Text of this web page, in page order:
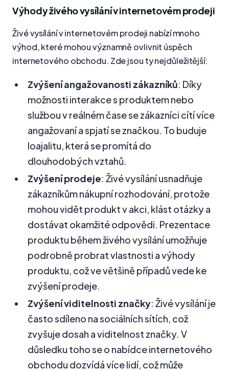
Výhody živého vysílání v internetovém prodeji
Živé vysílání v internetovém prodeji nabízí mnoho
výhod, které mohou významně ovlivnit úspěch
internetového obchodu. Zde jsou ty nejdůležitější:
Zvýšení angažovanosti zákazníků: Díky
možnosti interakce s produktem nebo
službou v reálném čase se zákazníci cítí více
angažovaní a spjatí se značkou. To buduje
loajalitu, která se promítá do
dlouhodobých vztahů.
Zvýšení prodeje: Živé vysílání usnadňuje
zákazníkům nákupní rozhodování, protože
mohou vidět produkt v akci, klást otázky a
dostávat okamžité odpovědi. Prezentace
produktu během živého vysílání umožňuje
podrobně probrat vlastnosti a výhody
produktu, což ve většině případů vede ke
zvýšení prodeje.
Zvýšení viditelnosti značky: Živé vysílání je
často sdíleno na sociálních sítích, což
zvyšuje dosah a viditelnost značky. V
důsledku toho se o nabídce internetového
obchodu dozvídá více lidí, což může